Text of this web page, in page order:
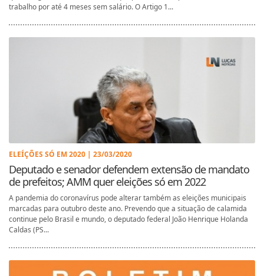
trabalho por até 4 meses sem salário. O Artigo 1...
ELEÍÇÕES SÓ EM 2020 | 23/03/2020
Deputado e senador defendem extensão de mandato
de prefeitos; AMM quer eleições só em 2022
A pandemia do coronavírus pode alterar também as eleições municipais
marcadas para outubro deste ano. Prevendo que a situação de calamida
continue pelo Brasil e mundo, o deputado federal João Henrique Holanda
Caldas (PS...